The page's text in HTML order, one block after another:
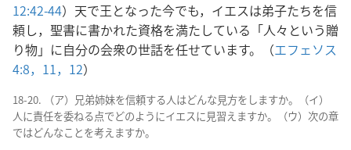
12:42-44）天で王となった今でも，イエスは弟子たちを信
頼し，聖書に書かれた資格を満たしている「人々という贈
り物」に自分の会衆の世話を任せています。（エフェソス
4:8， 11，12）
18-20. （ア）兄弟姉妹を信頼する人はどんな見方をしますか。（イ）
人に責任を委ねる点でどのようにイエスに見習えますか。（ウ）次の章
ではどんなことを考えますか。